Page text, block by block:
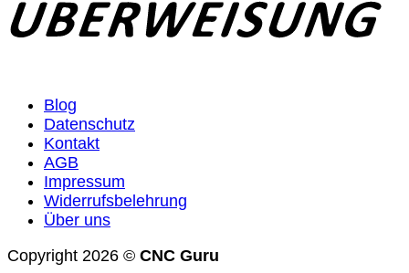
Blog
Datenschutz
Kontakt
AGB
Impressum
Widerrufsbelehrung
Über uns
Copyright 2026 © CNC Guru